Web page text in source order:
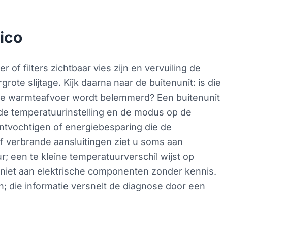
of filters zichtbaar vies zijn en vervuiling de
slijtage. Kijk daarna naar de buitenunit: is die
warmteafvoer wordt belemmerd? Een buitenunit
temperatuurinstelling en de modus op de
of energiebesparing die de
aansluitingen ziet u soms aan
een te kleine temperatuurverschil wijst op
aan elektrische componenten zonder kennis.
die informatie versnelt de diagnose door een